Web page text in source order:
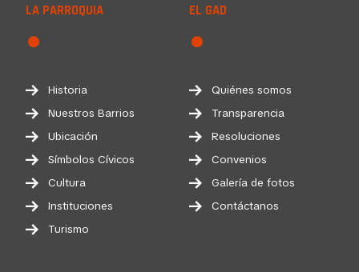
LA PARROQUIA
Historia
Nuestros Barrios
Ubicación
Símbolos Cívicos
Cultura
Instituciones
Turismo
EL GAD
Quiénes somos
Transparencia
Resoluciones
Convenios
Galería de fotos
Contáctanos